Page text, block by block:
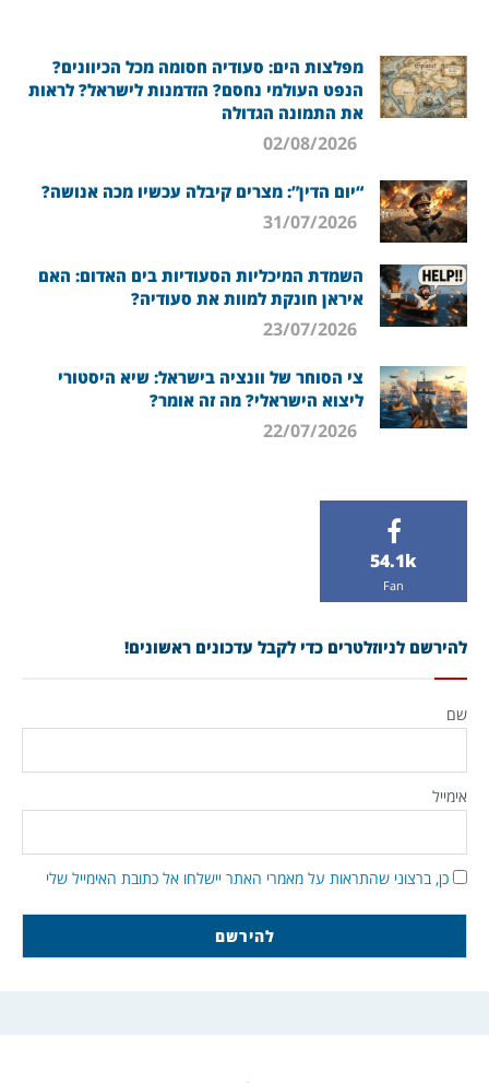
מפלצות הים: סעודיה חסומה מכל הכיוונים?
הנפט העולמי נחסם? הזדמנות לישראל? לראות
את התמונה הגדולה
“יום הדין”: מצרים קיבלה עכשיו מכה אנושה?
השמדת המיכליות הסעודיות בים האדום: האם
איראן חונקת למוות את סעודיה?
צי הסוחר של וונציה בישראל: שיא היסטורי
ליצוא הישראלי? מה זה אומר?
54.1k
Fan
להירשם לניוזלטרים כדי לקבל עדכונים ראשונים!
שם
אימייל
כן, ברצוני שהתראות על מאמרי האתר יישלחו אל כתובת האימייל שלי